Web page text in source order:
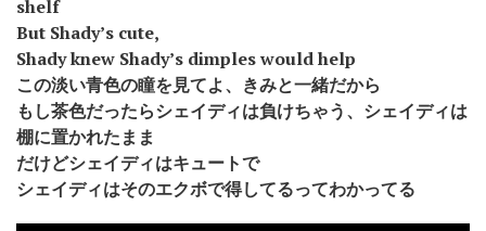
shelf
But Shady’s cute,
Shady knew Shady’s dimples would help
この淡い青色の瞳を見てよ、きみと一緒だから
もし茶色だったらシェイディは負けちゃう、シェイディは
棚に置かれたまま
だけどシェイディはキュートで
シェイディはそのエクボで得してるってわかってる